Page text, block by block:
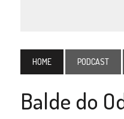
HOME PODCAST
Balde do